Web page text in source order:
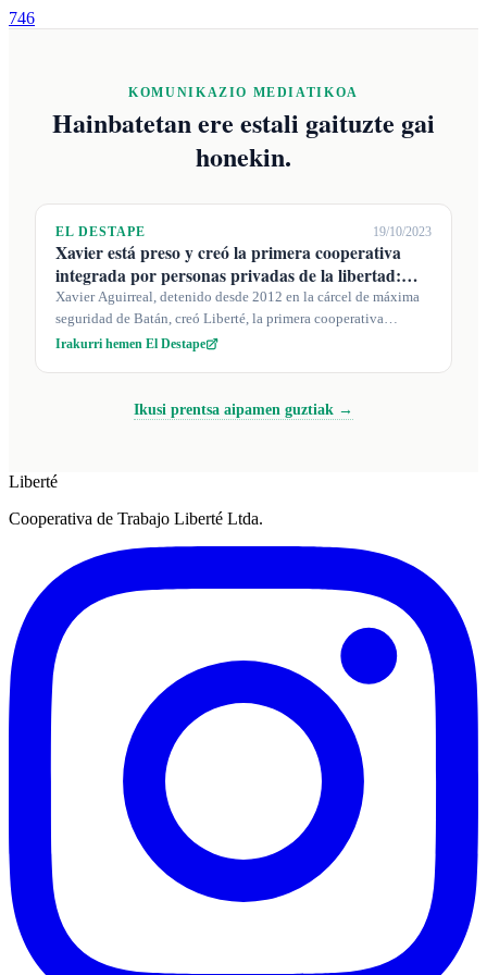
746
KOMUNIKAZIO MEDIATIKOA
Hainbatetan ere estali gaituzte gai
honekin.
EL DESTAPE 19/10/2023
Xavier está preso y creó la primera cooperativa
integrada por personas privadas de la libertad:
"Devolver la e...
Xavier Aguirreal, detenido desde 2012 en la cárcel de máxima
seguridad de Batán, creó Liberté, la primera cooperativa
autogestionada por pre...
Irakurri hemen El Destape
Ikusi prentsa aipamen guztiak →
Liberté
Cooperativa de Trabajo Liberté Ltda.